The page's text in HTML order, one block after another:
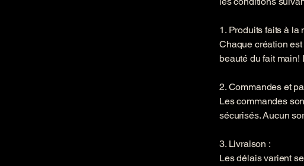
1. Produits faits à la
Chaque création
beauté du fait main!
2. Commandes et
Les commandes
sécurisés. Aucun
3. Livraison :
Les délais varient